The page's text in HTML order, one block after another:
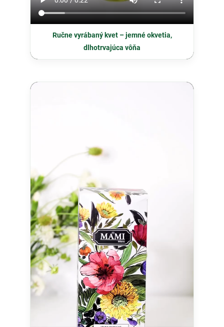
Ručne vyrábaný kvet – jemné okvetia,
dlhotrvajúca vôňa